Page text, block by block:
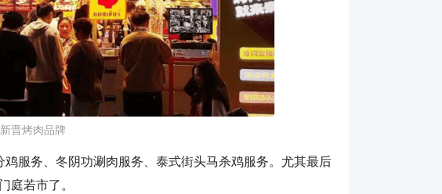
晋烤肉品牌
服务、冬阴功涮肉服务、泰式街头马杀鸡服务。尤其最后
若市了。